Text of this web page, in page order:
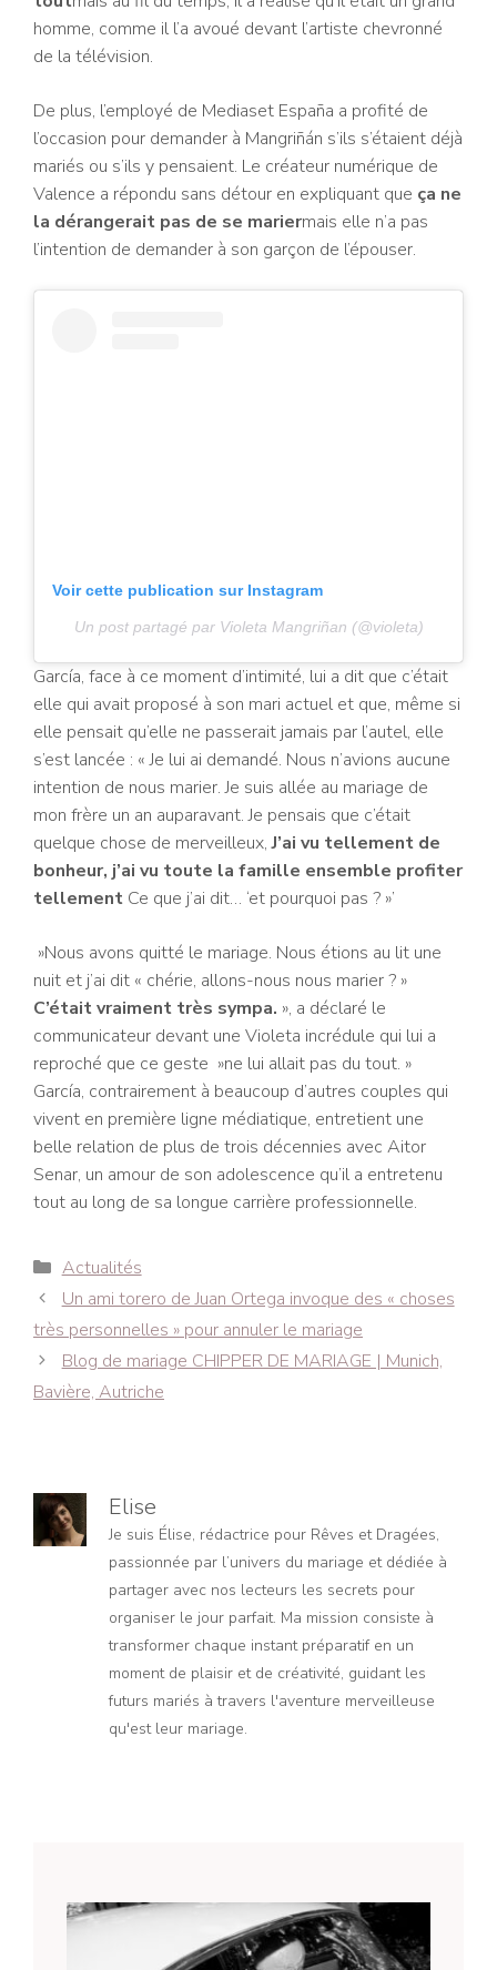
homme, comme il l’a avoué devant l’artiste chevronné
de la télévision.
De plus, l’employé de Mediaset España a profité de
l’occasion pour demander à Mangriñán s’ils s’étaient déjà
mariés ou s’ils y pensaient. Le créateur numérique de
Valence a répondu sans détour en expliquant que ça ne
la dérangerait pas de se mariermais elle n’a pas
l’intention de demander à son garçon de l’épouser.
Voir cette publication sur Instagram
Un post partagé par Violeta Mangriñan (@violeta)
García, face à ce moment d’intimité, lui a dit que c’était
elle qui avait proposé à son mari actuel et que, même si
elle pensait qu’elle ne passerait jamais par l’autel, elle
s’est lancée : « Je lui ai demandé. Nous n’avions aucune
intention de nous marier. Je suis allée au mariage de
mon frère un an auparavant. Je pensais que c’était
quelque chose de merveilleux,J’ai vu tellement de
bonheur, j’ai vu toute la famille ensemble profiter
tellement Ce que j’ai dit… ‘et pourquoi pas ? »’
»Nous avons quitté le mariage. Nous étions au lit une
nuit et j’ai dit « chérie, allons-nous nous marier ? »
C’était vraiment très sympa. », a déclaré le
communicateur devant une Violeta incrédule qui lui a
reproché que ce geste »ne lui allait pas du tout. »
García, contrairement à beaucoup d’autres couples qui
vivent en première ligne médiatique, entretient une
belle relation de plus de trois décennies avec Aitor
Senar, un amour de son adolescence qu’il a entretenu
tout au long de sa longue carrière professionnelle.
Catégories
Actualités
Navigation
des
articles
Un ami torero de Juan Ortega invoque des « choses
très personnelles » pour annuler le mariage
Blog de mariage CHIPPER DE MARIAGE | Munich,
Bavière, Autriche
Elise
Je suis Élise, rédactrice pour Rêves et Dragées,
passionnée par l’univers du mariage et dédiée à
partager avec nos lecteurs les secrets pour
organiser le jour parfait. Ma mission consiste à
transformer chaque instant préparatif en un
moment de plaisir et de créativité, guidant les
futurs mariés à travers l'aventure merveilleuse
qu'est leur mariage.